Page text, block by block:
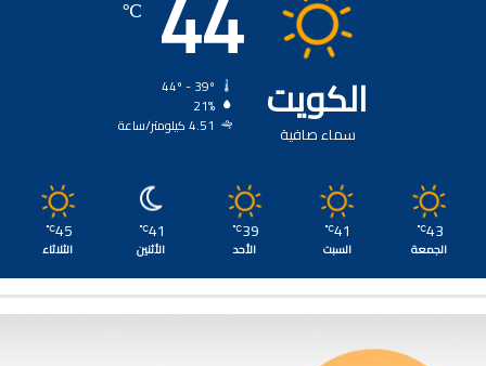
الكويت
سماء صافية
℃
21%
4.51 كيلومتر/ساعة
43
℃
الجمعة
41
℃
السبت
39
℃
الأحد
41
℃
الأثنين
45
℃
الثلاثاء